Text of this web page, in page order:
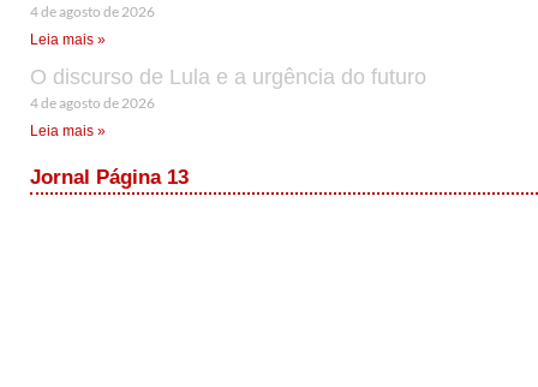
4 de agosto de 2026
Leia mais »
O discurso de Lula e a urgência do futuro
4 de agosto de 2026
Leia mais »
Jornal Página 13